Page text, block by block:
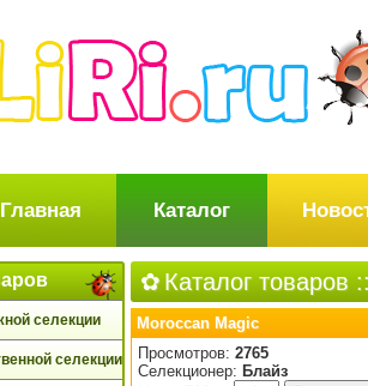
Главная Каталог
селекции
селекции
Каталог товаров
Moroccan Magic
Просмотров: 2765
Селекционер: Блайз